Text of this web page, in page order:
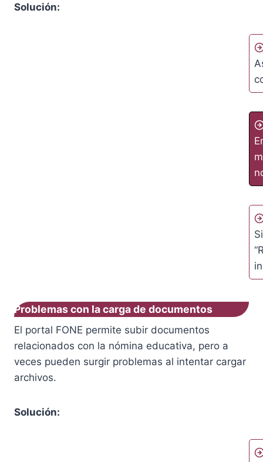
Solución:
Problemas con la carga de documentos
El portal FONE permite subir documentos
relacionados con la nómina educativa, pero a
veces pueden surgir problemas al intentar cargar
archivos.
Solución: